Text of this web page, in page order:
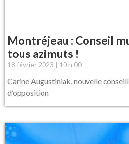
Montréjeau : Conseil
tous azimuts !
18 février 2023 10 h 00
Carine Augustiniak, nouvelle
d’opposition